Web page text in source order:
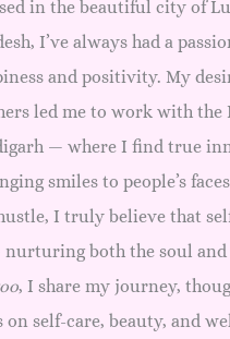
in the beautiful city of
I’ve always had a
and positivity. My
led me to work with the
— where I find true
smiles to people’s
I truly believe that
both the soul and
, I share my journey,
on self-care, beauty, and